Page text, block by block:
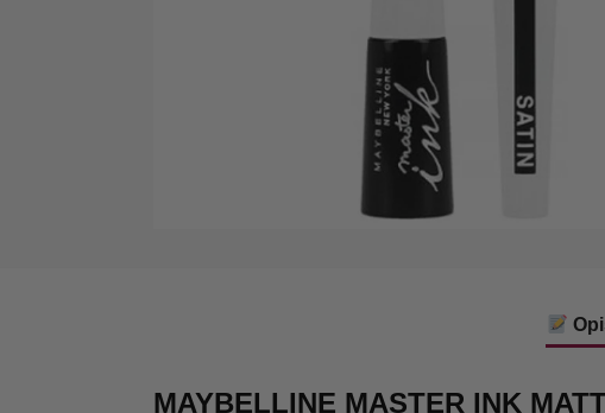
MAYBELLINE MASTER INK